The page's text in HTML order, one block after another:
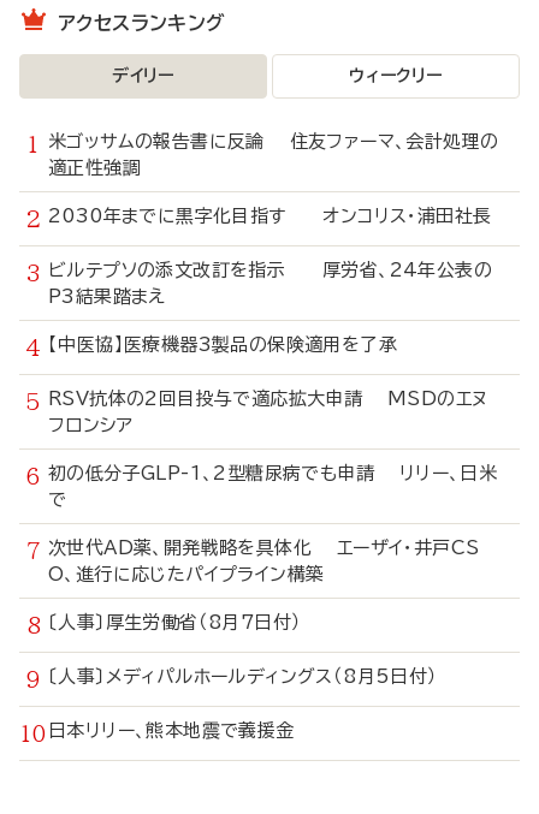
アクセスランキング
デイリー ウィークリー
米ゴッサムの報告書に反論 住友ファーマ、会計処理の
適正性強調
2030年までに黒字化目指す オンコリス・浦田社長
ビルテプソの添文改訂を指示 厚労省、24年公表の
P3結果踏まえ
【中医協】医療機器3製品の保険適用を了承
RSV抗体の2回目投与で適応拡大申請 MSDのエヌ
フロンシア
初の低分子GLP-1、2型糖尿病でも申請 リリー、日米
で
次世代AD薬、開発戦略を具体化 エーザイ・井戸CS
O、進行に応じたパイプライン構築
〔人事〕厚生労働省（8月7日付）
〔人事〕メディパルホールディングス（8月5日付）
日本リリー、熊本地震で義援金